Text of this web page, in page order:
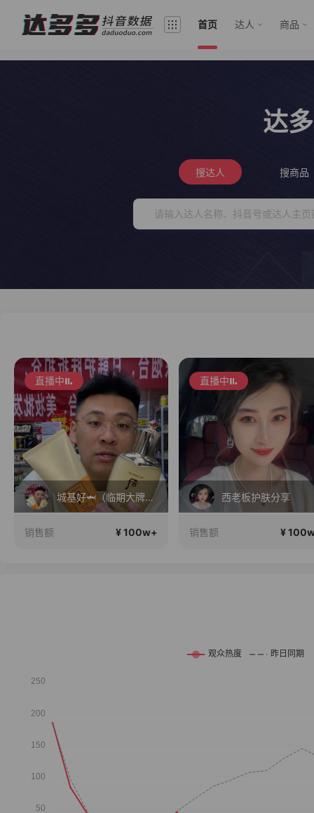
首页 达人 商品
达
搜达人 搜商品
直播中
城基好🦈（临期大牌美妆批发）正在直播
销售额 ¥ 100w+
直播中
西老板护肤分享
销售额 ¥